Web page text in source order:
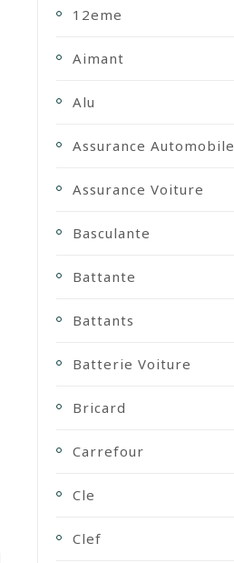
12eme
Aimant
Alu
Assurance Automobile
Assurance Voiture
Basculante
Battante
Battants
Batterie Voiture
Bricard
Carrefour
Cle
Clef